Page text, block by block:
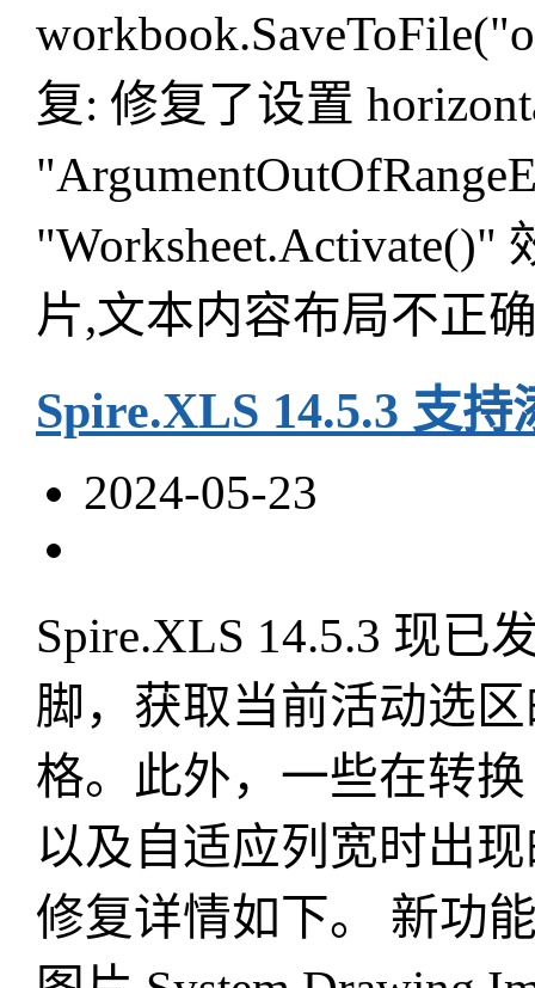
复: 修复了设置
"Worksheet.Activate()"
片,文本内容布局不正
Spire.XLS 14.5.3 支
2024-05-23
Spire.XLS 14.5.3 现已
脚，获取当前活动选
格。此外，一些在转
以及自适应列宽时出
修复详情如下。 新功